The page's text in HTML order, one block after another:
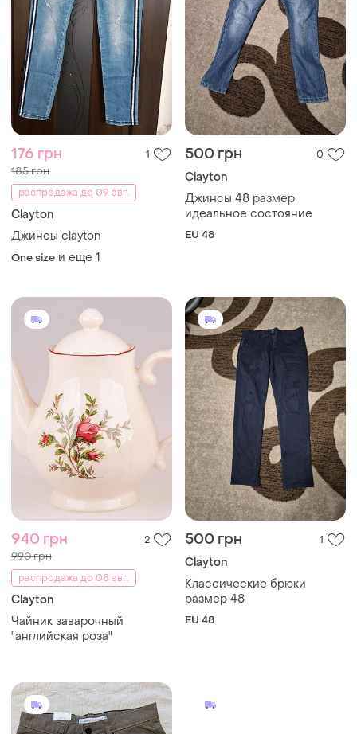
176 грн 1
185 грн
распродажа до 09 авг.
Clayton
Джинсы clayton
One size и еще 1
500 грн 0
Clayton
Джинсы 48 размер
идеальное состояние
EU 48
940 грн 2
990 грн
распродажа до 08 авг.
Clayton
Чайник заварочный
"английская роза"
500 грн 1
Clayton
Классические брюки
размер 48
EU 48